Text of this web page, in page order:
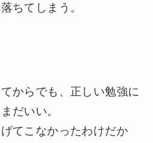
ちてしまう。
からでも、正しい勉強に
だいい。
てこなかったわけだか